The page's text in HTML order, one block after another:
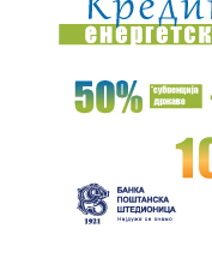
10:22:Škobalj: Situacija
veoma ozbil...
10:22:MASA o napadu
fizi...
Kako smiriti psa
10:17:Nik Kejv održao